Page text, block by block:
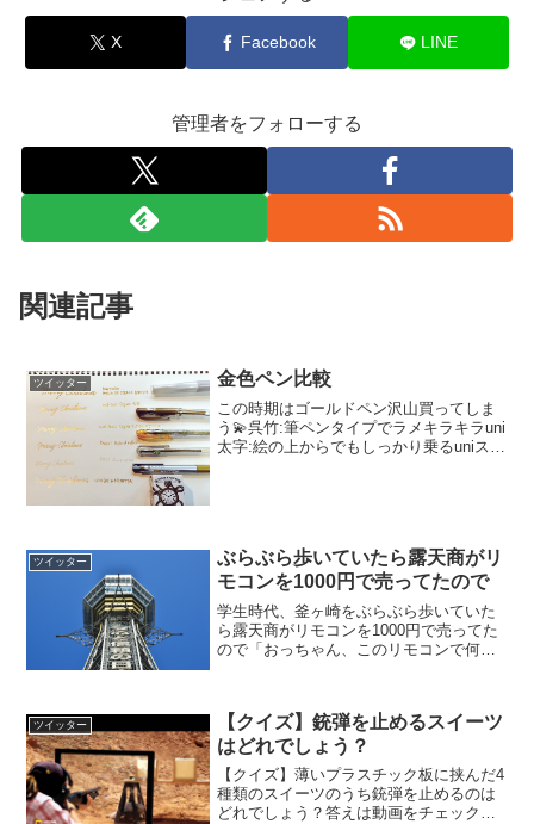
X Facebook LINE
管理者をフォローする
関連記事
ツイッター 金色ペン比較
この時期はゴールドペン沢山買ってしま
う💫呉竹:筆ペンタイプでラメキラキラuni
太字:絵の上からでもしっかり乗るuniスパ
ツイッター
ぶらぶら歩いていたら露天商がリ
モコンを1000円で売ってたので
学生時代、釜ヶ崎をぶらぶら歩いていた
ら露天商がリモコンを1000円で売ってた
ので「おっちゃん、このリモコンで何動
月...
ツイッター
【クイズ】銃弾を止めるスイーツ
はどれでしょう？
【クイズ】薄いプラスチック板に挟んだ4
種類のスイーツのうち銃弾を止めるのは
どれでしょう？答えは動画をチェック！